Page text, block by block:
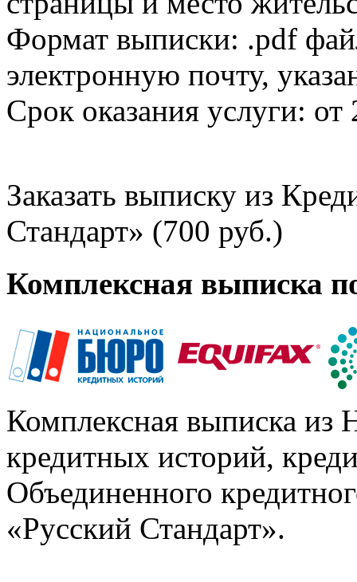
Формат выписки: .pdf
электронную почту,
Срок оказания услуги: от
Заказать выписку из
Стандарт» (700 руб.)
Комплексная выписка
Комплексная выписка из
кредитных историй,
Объединенного
«Русский Стандарт».